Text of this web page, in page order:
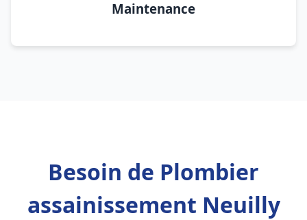
Maintenance
Besoin de Plombier
assainissement Neuilly